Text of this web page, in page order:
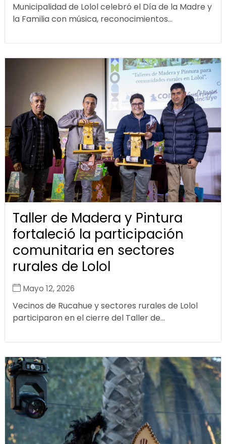
Municipalidad de Lolol celebró el Día de la Madre y
la Familia con música, reconocimientos...
Taller de Madera y Pintura
fortaleció la participación
comunitaria en sectores
rurales de Lolol
Mayo 12, 2026
Vecinos de Rucahue y sectores rurales de Lolol
participaron en el cierre del Taller de...